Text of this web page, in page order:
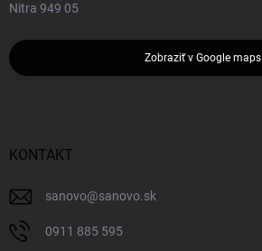
Nitra 949 05
Zobraziť v Google maps
KONTAKT
sanovo@sanovo.sk
0911 885 595